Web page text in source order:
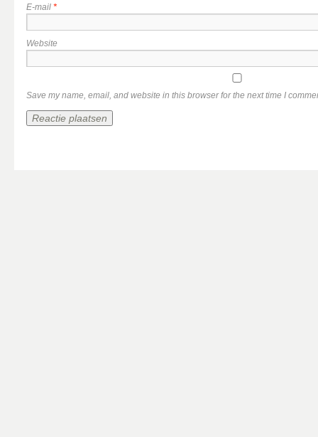
E-mail *
Website
Save my name, email, and website in this browser for the next time I